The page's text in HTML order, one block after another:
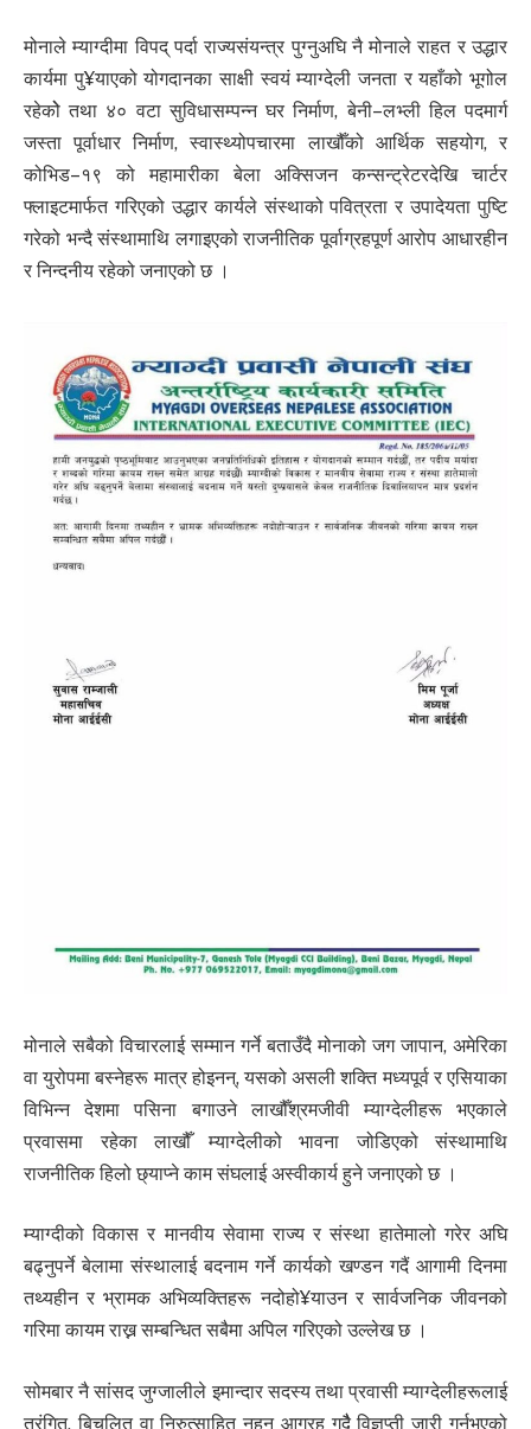
मोनाले म्याग्दीमा विपद् पर्दा राज्यसंयन्त्र पुग्नुअघि नै मोनाले राहत र उद्धार
कार्यमा पु¥याएको योगदानका साक्षी स्वयं म्याग्देली जनता र यहाँको भूगोल
रहेकोे तथा ४० वटा सुविधासम्पन्न घर निर्माण, बेनी–लभ्ली हिल पदमार्ग
जस्ता पूर्वाधार निर्माण, स्वास्थ्योपचारमा लाखौँको आर्थिक सहयोग, र
कोभिड–१९ को महामारीका बेला अक्सिजन कन्सन्ट्रेटरदेखि चार्टर
फ्लाइटमार्फत गरिएको उद्धार कार्यले संस्थाको पवित्रता र उपादेयता पुष्टि
गरेको भन्दै संस्थामाथि लगाइएको राजनीतिक पूर्वाग्रहपूर्ण आरोप आधारहीन
र निन्दनीय रहेको जनाएको छ ।
मोनाले सबैको विचारलाई सम्मान गर्ने बताउँदै मोनाको जग जापान, अमेरिका
वा युरोपमा बस्नेहरू मात्र होइनन्, यसको असली शक्ति मध्यपूर्व र एसियाका
विभिन्न देशमा पसिना बगाउने लाखौँश्रमजीवी म्याग्देलीहरू भएकाले
प्रवासमा रहेका लाखौँ म्याग्देलीको भावना जोडिएको संस्थामाथि
राजनीतिक हिलो छ्याप्ने काम संघलाई अस्वीकार्य हुने जनाएको छ ।
म्याग्दीको विकास र मानवीय सेवामा राज्य र संस्था हातेमालो गरेर अघि
बढ्नुपर्ने बेलामा संस्थालाई बदनाम गर्ने कार्यको खण्डन गदैं आगामी दिनमा
तथ्यहीन र भ्रामक अभिव्यक्तिहरू नदोहो¥याउन र सार्वजनिक जीवनको
गरिमा कायम राख्न सम्बन्धित सबैमा अपिल गरिएको उल्लेख छ ।
सोमबार नै सांसद जुग्जालीले इमान्दार सदस्य तथा प्रवासी म्याग्देलीहरूलाई
तरंगित, बिचलित वा निरुत्साहित नहुन आग्रह गदैै विज्ञप्ती जारी गर्नुभएको